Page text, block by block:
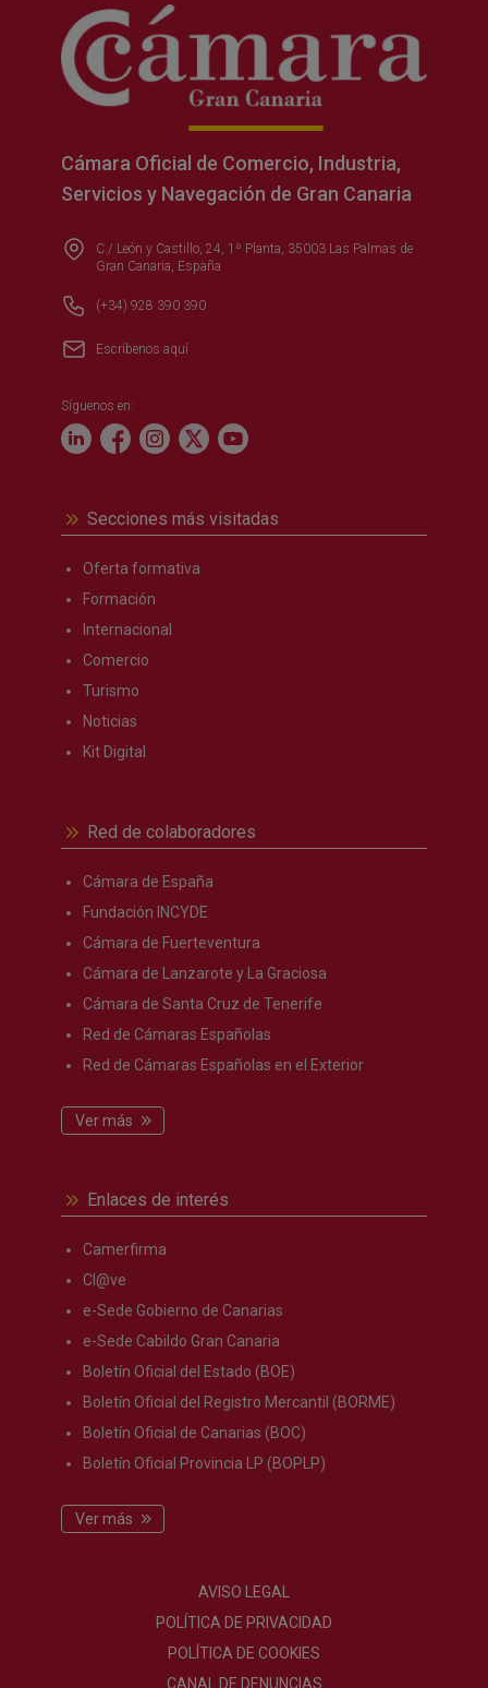
Cámara Oficial de Comercio, Industria,
Servicios y Navegación de Gran Canaria
C./ León y Castillo, 24, 1ª Planta, 35003 Las Palmas de
Gran Canaria, España
(+34) 928 390 390
Escríbenos aquí
Síguenos en:
Secciones más visitadas
Oferta formativa
Formación
Internacional
Comercio
Turismo
Noticias
Kit Digital
Red de colaboradores
Cámara de España
Fundación INCYDE
Cámara de Fuerteventura
Cámara de Lanzarote y La Graciosa
Cámara de Santa Cruz de Tenerife
Red de Cámaras Españolas
Red de Cámaras Españolas en el Exterior
Ver más
Enlaces de interés
Camerfirma
Cl@ve
e-Sede Gobierno de Canarias
e-Sede Cabildo Gran Canaria
Boletín Oficial del Estado (BOE)
Boletín Oficial del Registro Mercantil (BORME)
Boletín Oficial de Canarias (BOC)
Boletín Oficial Provincia LP (BOPLP)
Ver más
AVISO LEGAL
POLÍTICA DE PRIVACIDAD
POLÍTICA DE COOKIES
CANAL DE DENUNCIAS